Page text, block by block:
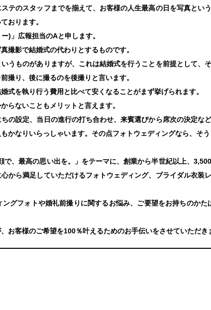
テのスタッフまでを揃えて、お客様の人生最高の日を写真とい
おります。
)」広報担当のAと申します。
撮影で結婚式の代わりとするものです。
うものがありますが、これは結婚式を行うことを前提として、
撮り、後に撮るのを後撮りと言います。
式を執り行う費用と比べて安くなることがまず挙げられます。
らないこともメリットと言えます。
の設定、当日の進行の打ち合わせ、来賓選びから席次の決定な
かなりいらっしゃいます。その点フォトウェディングなら、そ
で、最高の思い出を。」をテーマに、創業から半世紀以上、
から満足していただけるフォトウェディング、ブライダル衣装
グフォトや婚礼前撮りに関するお悩み、ご要望をお持ちのか
お客様のご希望を100％叶えるためのお手伝いをさせていただき